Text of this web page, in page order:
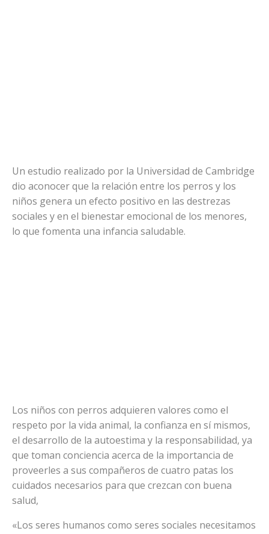
Un estudio realizado por la Universidad de Cambridge
dio aconocer que la relación entre los perros y los
niños genera un efecto positivo en las destrezas
sociales y en el bienestar emocional de los menores,
lo que fomenta una infancia saludable.
Los niños con perros adquieren valores como el
respeto por la vida animal, la confianza en sí mismos,
el desarrollo de la autoestima y la responsabilidad, ya
que toman conciencia acerca de la importancia de
proveerles a sus compañeros de cuatro patas los
cuidados necesarios para que crezcan con buena
salud,
«Los seres humanos como seres sociales necesitamos